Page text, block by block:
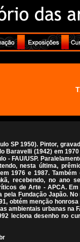
SP 1950). Pintor,
Baravelli (1942) em
- FAU/USP.
nesta última,
1976 e 1987.
recebendo, no ano
de Arte - APCA.
pela Fundação Japão.
obtém menção
ambientais urbanas na
leciona desenho no